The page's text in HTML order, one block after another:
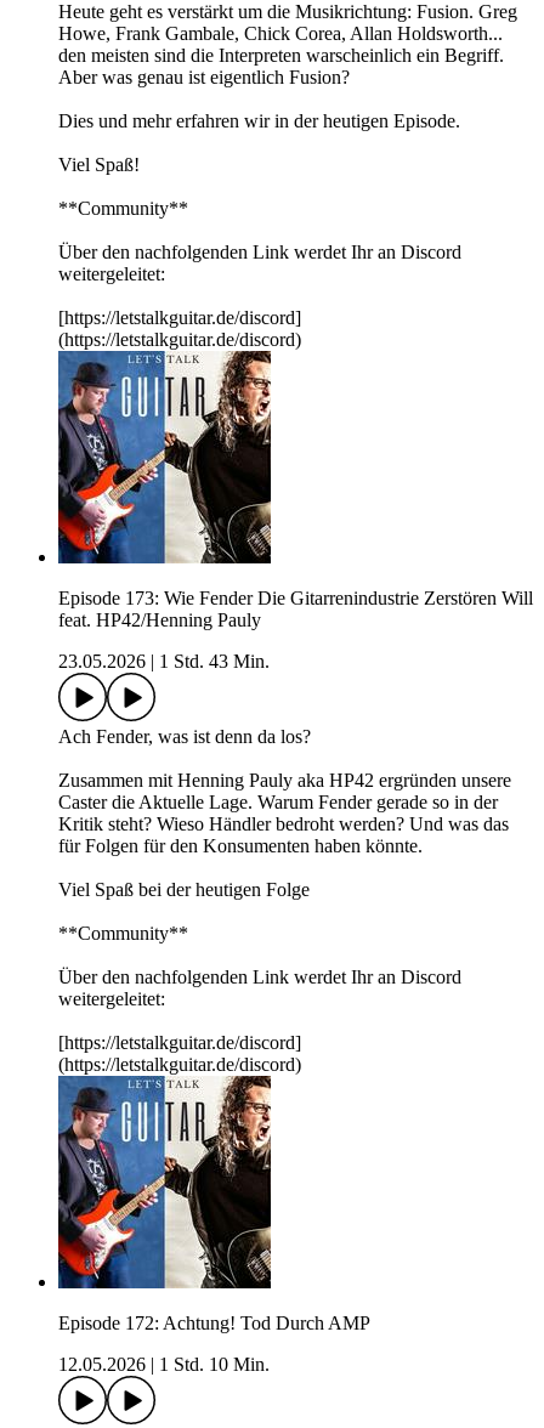
Heute geht es verstärkt um die Musikrichtung: Fusion. Greg
Howe, Frank Gambale, Chick Corea, Allan Holdsworth...
den meisten sind die Interpreten warscheinlich ein Begriff.
Aber was genau ist eigentlich Fusion?
Dies und mehr erfahren wir in der heutigen Episode.
Viel Spaß!
**Community**
Über den nachfolgenden Link werdet Ihr an Discord
weitergeleitet:
[https://letstalkguitar.de/discord]
(https://letstalkguitar.de/discord)
Episode 173: Wie Fender Die Gitarrenindustrie Zerstören Will
feat. HP42/Henning Pauly
23.05.2026
1 Std. 43 Min.
Ach Fender, was ist denn da los?
Zusammen mit Henning Pauly aka HP42 ergründen unsere
Caster die Aktuelle Lage. Warum Fender gerade so in der
Kritik steht? Wieso Händler bedroht werden? Und was das
für Folgen für den Konsumenten haben könnte.
Viel Spaß bei der heutigen Folge
**Community**
Über den nachfolgenden Link werdet Ihr an Discord
weitergeleitet:
[https://letstalkguitar.de/discord]
(https://letstalkguitar.de/discord)
Episode 172: Achtung! Tod Durch AMP
12.05.2026
1 Std. 10 Min.